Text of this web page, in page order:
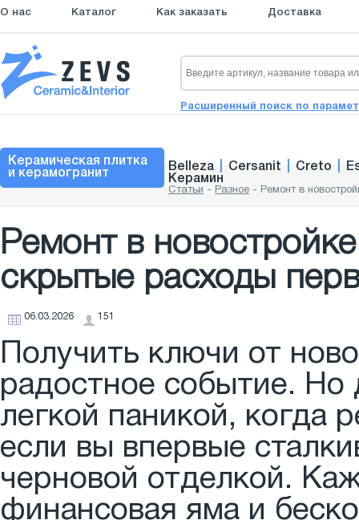
О нас Каталог Как заказать Доставка
Расширенный поиск по
Керамическая плитка
и керамогранит
Belleza Cersanit Creto
Керамин
Статьи - Разное - Ремонт в
Ремонт в
скрытые расходы
06.03.2026 151
Получить ключи от
радостное событие. Но
легкой паникой, когда
если вы впервые
черновой отделкой.
финансовая яма и